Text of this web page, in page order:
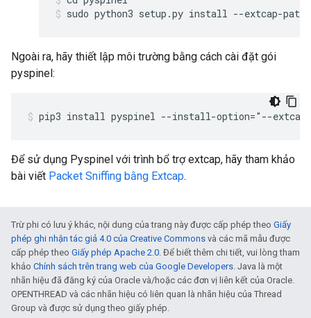
sudo python3 setup.py install --extcap-path=
Ngoài ra, hãy thiết lập môi trường bằng cách cài đặt gói
pyspinel:
pip3 install pyspinel --install-option="--extcap-
Để sử dụng Pyspinel với trình bổ trợ extcap, hãy tham khảo
bài viết Packet Sniffing bằng Extcap.
Trừ phi có lưu ý khác, nội dung của trang này được cấp phép theo Giấy
phép ghi nhận tác giả 4.0 của Creative Commons và các mã mẫu được
cấp phép theo Giấy phép Apache 2.0. Để biết thêm chi tiết, vui lòng tham
khảo Chính sách trên trang web của Google Developers. Java là một
nhãn hiệu đã đăng ký của Oracle và/hoặc các đơn vị liên kết của Oracle.
OPENTHREAD và các nhãn hiệu có liên quan là nhãn hiệu của Thread
Group và được sử dụng theo giấy phép.